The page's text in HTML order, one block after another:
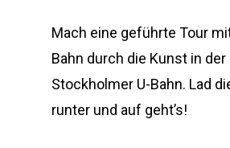
Mach eine geführte Tour
Bahn durch die Kunst in der
Stockholmer U-Bahn. Lad
runter und auf geht’s!